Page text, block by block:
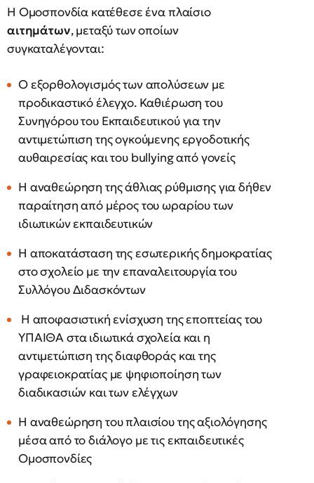
Η Ομοσπονδία κατέθεσε ένα πλαίσιο
αιτημάτων, μεταξύ των οποίων
συγκαταλέγονται:
Ο εξορθολογισμός των απολύσεων με
προδικαστικό έλεγχο. Καθιέρωση του
Συνηγόρου του Εκπαιδευτικού για την
αντιμετώπιση της ογκούμενης εργοδοτικής
αυθαιρεσίας και του bullying από γονείς
Η αναθεώρηση της άθλιας ρύθμισης για δήθεν
παραίτηση από μέρος του ωραρίου των
ιδιωτικών εκπαιδευτικών
Η αποκατάσταση της εσωτερικής δημοκρατίας
στο σχολείο με την επαναλειτουργία του
Συλλόγου Διδασκόντων
Η αποφασιστική ενίσχυση της εποπτείας του
ΥΠΑΙΘΑ στα ιδιωτικά σχολεία και η
αντιμετώπιση της διαφθοράς και της
γραφειοκρατίας με ψηφιοποίηση των
διαδικασιών και των ελέγχων
Η αναθεώρηση του πλαισίου της αξιολόγησης
μέσα από το διάλογο με τις εκπαιδευτικές
Ομοσπονδίες